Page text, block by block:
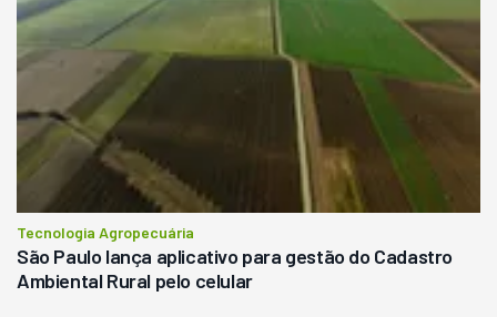
Tecnologia Agropecuária
São Paulo lança aplicativo para gestão do Cadastro
Ambiental Rural pelo celular